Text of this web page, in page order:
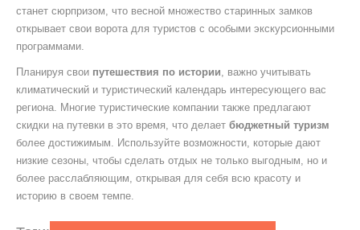
станет сюрпризом, что весной множество старинных замков
открывает свои ворота для туристов с особыми экскурсионными
программами.
Планируя свои путешествия по истории, важно учитывать
климатический и туристический календарь интересующего вас
региона. Многие туристические компании также предлагают
скидки на путевки в это время, что делает бюджетный туризм
более достижимым. Используйте возможности, которые дают
низкие сезоны, чтобы сделать отдых не только выгодным, но и
более расслабляющим, открывая для себя всю красоту и
историю в своем темпе.